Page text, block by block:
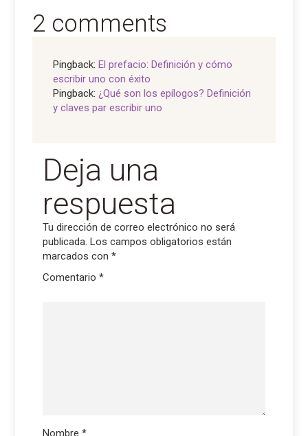
2 comments
Pingback:El prefacio: Definición y cómo
escribir uno con éxito
Pingback:¿Qué son los epílogos? Definición
y claves par escribir uno
Deja una
respuesta
Tu dirección de correo electrónico no será
publicada. Los campos obligatorios están
marcados con*
Comentario*
Nombre*